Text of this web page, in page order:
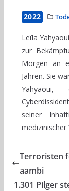
2022
Leïla
zur
Morgen an
Jahren. Sie
seiner
medizinischer
Terroristen
aambi
1.301 Pilger